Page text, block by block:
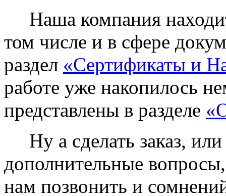
Наша компания
том числе и в сфере
раздел «Сертификаты и
работе уже накопилось
представлены в разделе
Ну а сделать заказ, или
дополнительные вопросы,
нам позвонить и